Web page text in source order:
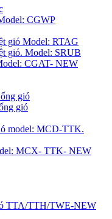
CGWP
gió Model: RTAG
gió. Model: SRUB
CGAT- NEW
gió
gió
model: MCD-TTK.
MCX- TTK- NEW
TTA/TTH/TWE-NEW